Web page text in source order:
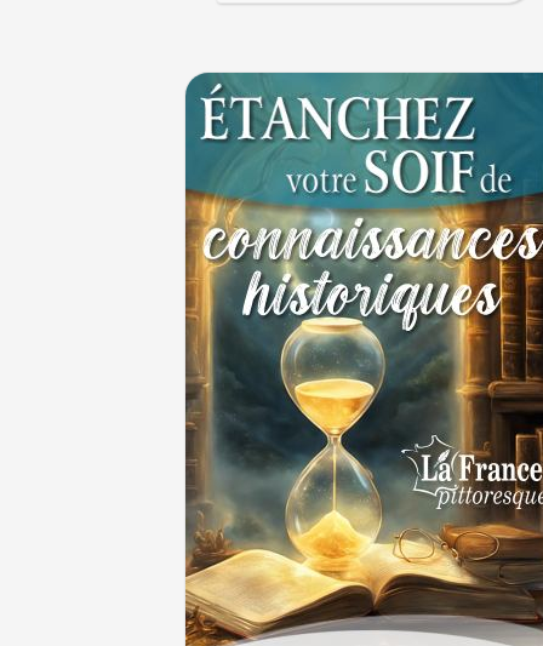
3 juillet 987 : Hugues Capet est couronné
des Francs à Noyon 3 JUILLET